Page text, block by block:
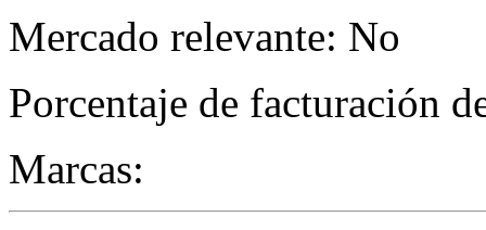
Mercado relevante: No
Porcentaje de facturación
Marcas: